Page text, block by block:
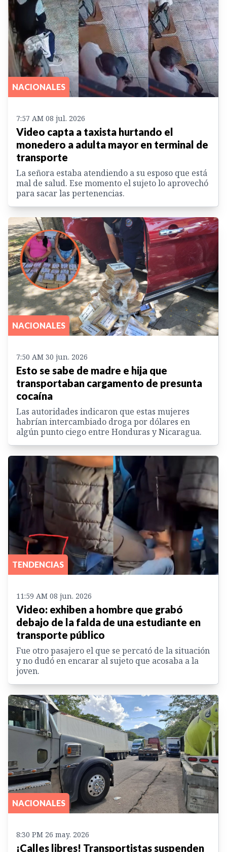
NACIONALES
7:57 AM 08 jul. 2026
Video capta a taxista hurtando el
monedero a adulta mayor en terminal de
transporte
La señora estaba atendiendo a su esposo que está
mal de salud. Ese momento el sujeto lo aprovechó
para sacar las pertenencias.
NACIONALES
7:50 AM 30 jun. 2026
Esto se sabe de madre e hija que
transportaban cargamento de presunta
cocaína
Las autoridades indicaron que estas mujeres
habrían intercambiado droga por dólares en
algún punto ciego entre Honduras y Nicaragua.
TENDENCIAS
11:59 AM 08 jun. 2026
Video: exhiben a hombre que grabó
debajo de la falda de una estudiante en
transporte público
Fue otro pasajero el que se percató de la situación
y no dudó en encarar al sujeto que acosaba a la
joven.
NACIONALES
8:30 PM 26 may. 2026
¡Calles libres! Transportistas suspenden